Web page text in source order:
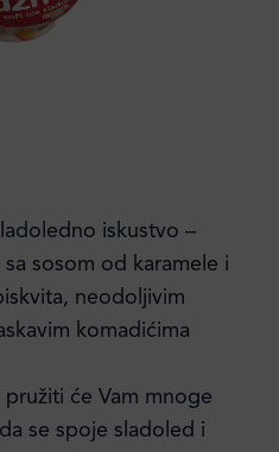
iskustvo –
sosom od karamele i
neodoljivim
komadićima
će Vam mnoge
se spoje sladoled i